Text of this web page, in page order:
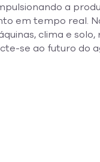
a
em tempo real.
clima e
se ao futuro do